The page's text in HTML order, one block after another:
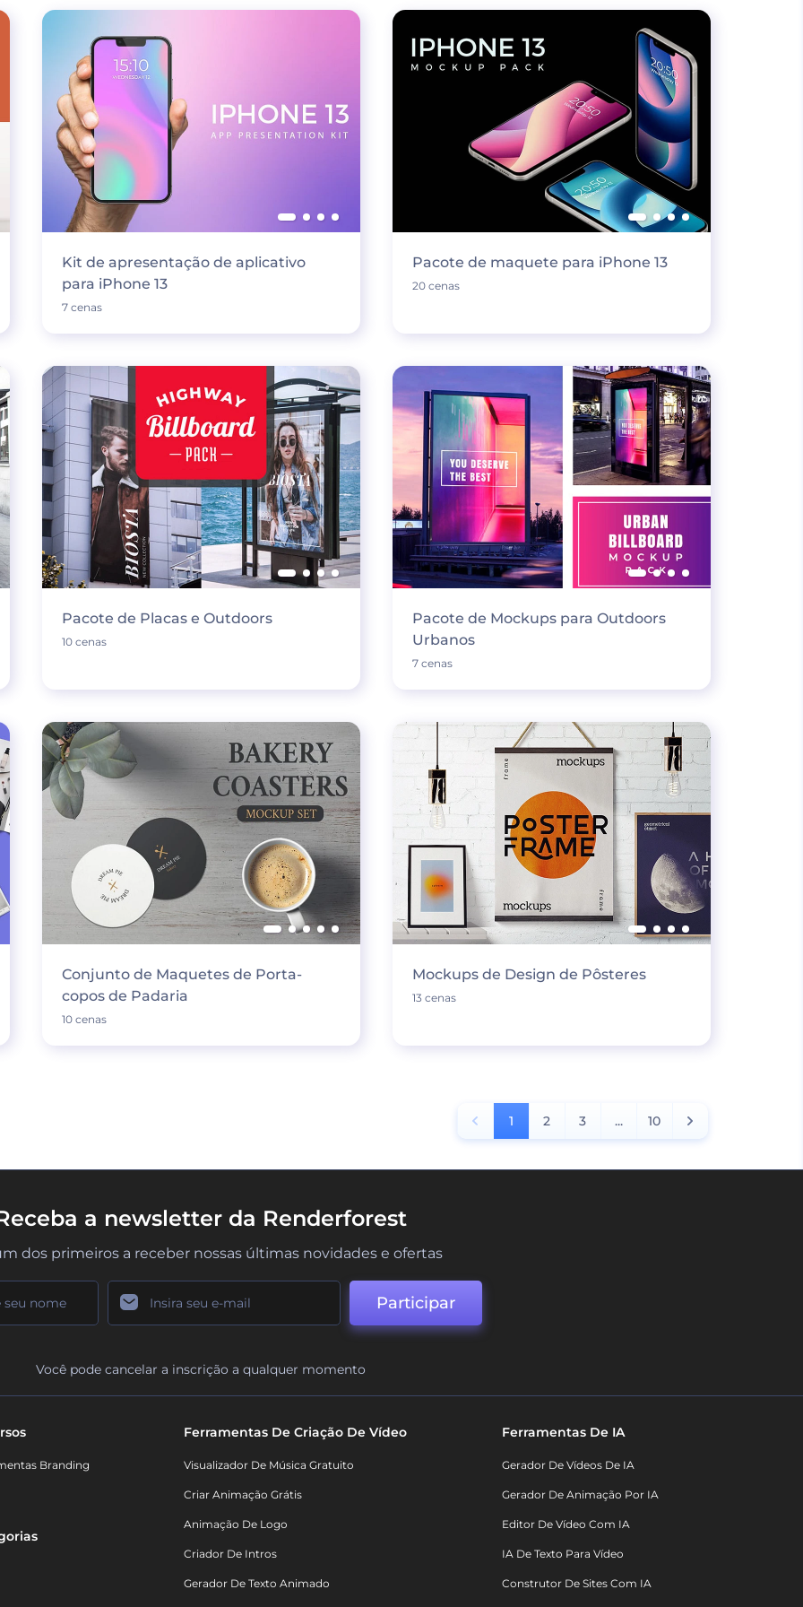
Kit de apresentação de aplicativo
para iPhone 13
7 cenas
Pacote de maquete para iPhone 13
20 cenas
Pacote de Placas e Outdoors
10 cenas
Pacote de Mockups para Outdoors
Urbanos
7 cenas
Conjunto de Maquetes de Porta-
copos de Padaria
10 cenas
Mockups de Design de Pôsteres
13 cenas
1 2 3 ... 10
a newsletter da Renderforest
dos primeiros a receber nossas últimas novidades e ofertas
Participar
Você pode cancelar a inscrição a qualquer momento
Branding
Ferramentas De Criação De Vídeo
Visualizador De Música Gratuito
Criar Animação Grátis
Animação De Logo
Criador De Intros
Gerador De Texto Animado
Ferramentas De IA
Gerador De Vídeos De IA
Gerador De Animação Por IA
Editor De Vídeo Com IA
IA De Texto Para Vídeo
Construtor De Sites Com IA